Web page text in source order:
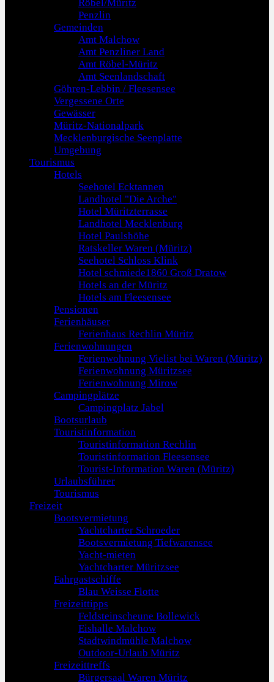
Röbel/Müritz
Penzlin
Gemeinden
Amt Malchow
Amt Penzliner Land
Amt Röbel-Müritz
Amt Seenlandschaft
Göhren-Lebbin / Fleesensee
Vergessene Orte
Gewässer
Müritz-Nationalpark
Mecklenburgische Seenplatte
Umgebung
Tourismus
Hotels
Seehotel Ecktannen
Landhotel "Die Arche"
Hotel Müritzterrasse
Landhotel Mecklenburg
Hotel Paulshöhe
Ratskeller Waren (Müritz)
Seehotel Schloss Klink
Hotel schmiede1860 Groß Dratow
Hotels an der Müritz
Hotels am Fleesensee
Pensionen
Ferienhäuser
Ferienhaus Rechlin Müritz
Ferienwohnungen
Ferienwohnung Vielist bei Waren (Müritz)
Ferienwohnung Müritzsee
Ferienwohnung Mirow
Campingplätze
Campingplatz Jabel
Bootsurlaub
Touristinformation
Touristinformation Rechlin
Touristinformation Fleesensee
Tourist-Information Waren (Müritz)
Urlaubsführer
Tourismus
Freizeit
Bootsvermietung
Yachtcharter Schroeder
Bootsvermietung Tiefwarensee
Yacht-mieten
Yachtcharter Müritzsee
Fahrgastschiffe
Blau Weisse Flotte
Freizeittipps
Feldsteinscheune Bollewick
Eishalle Malchow
Stadtwindmühle Malchow
Outdoor-Urlaub Müritz
Freizeittreffs
Bürgersaal Waren Müritz